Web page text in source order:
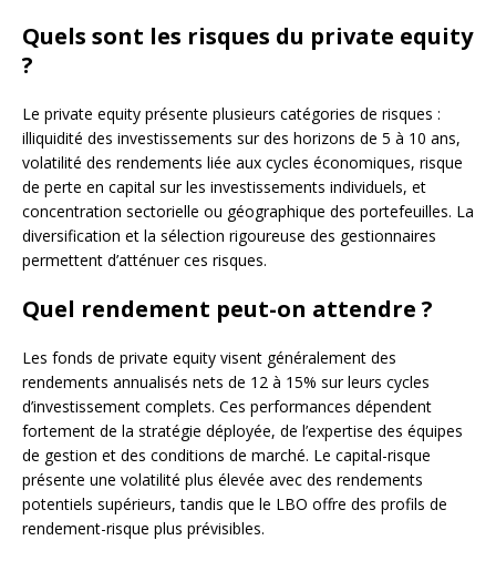
Quels sont les risques du private equity
?
Le private equity présente plusieurs catégories de risques :
illiquidité des investissements sur des horizons de 5 à 10 ans,
volatilité des rendements liée aux cycles économiques, risque
de perte en capital sur les investissements individuels, et
concentration sectorielle ou géographique des portefeuilles. La
diversification et la sélection rigoureuse des gestionnaires
permettent d’atténuer ces risques.
Quel rendement peut-on attendre ?
Les fonds de private equity visent généralement des
rendements annualisés nets de 12 à 15% sur leurs cycles
d’investissement complets. Ces performances dépendent
fortement de la stratégie déployée, de l’expertise des équipes
de gestion et des conditions de marché. Le capital-risque
présente une volatilité plus élevée avec des rendements
potentiels supérieurs, tandis que le LBO offre des profils de
rendement-risque plus prévisibles.